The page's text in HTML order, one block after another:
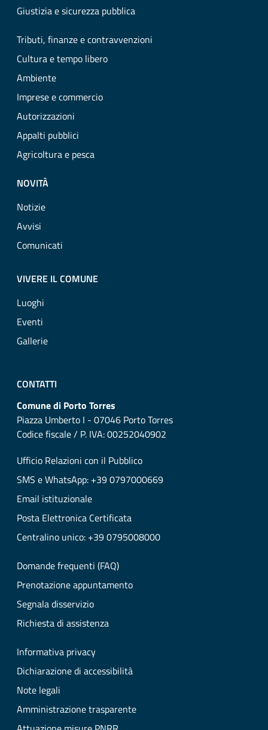
Giustizia e sicurezza pubblica
Tributi, finanze e contravvenzioni
Cultura e tempo libero
Ambiente
Imprese e commercio
Autorizzazioni
Appalti pubblici
Agricoltura e pesca
NOVITÀ
Notizie
Avvisi
Comunicati
VIVERE IL COMUNE
Luoghi
Eventi
Gallerie
CONTATTI
Comune di Porto Torres
Piazza Umberto I - 07046 Porto Torres
Codice fiscale / P. IVA: 00252040902
Ufficio Relazioni con il Pubblico
SMS e WhatsApp: +39 0797000669
Email istituzionale
Posta Elettronica Certificata
Centralino unico: +39 0795008000
Domande frequenti (FAQ)
Prenotazione appuntamento
Segnala disservizio
Richiesta di assistenza
Informativa privacy
Dichiarazione di accessibilità
Note legali
Amministrazione trasparente